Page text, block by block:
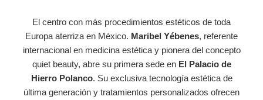
El centro con más procedimientos estéticos de toda
Europa aterriza en México. Maribel Yébenes, referente
internacional en medicina estética y pionera del concepto
quiet beauty, abre su primera sede en El Palacio de
Hierro Polanco. Su exclusiva tecnología estética de
última generación y tratamientos personalizados ofrecen